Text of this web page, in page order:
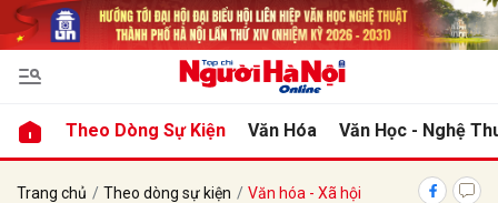
Theo Dòng Sự Kiện Văn Hóa Văn Học - Nghệ
Trang chủ Theo dòng sự kiện Văn hóa - Xã hội
luận